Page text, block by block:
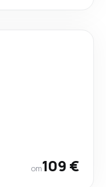
от109 €